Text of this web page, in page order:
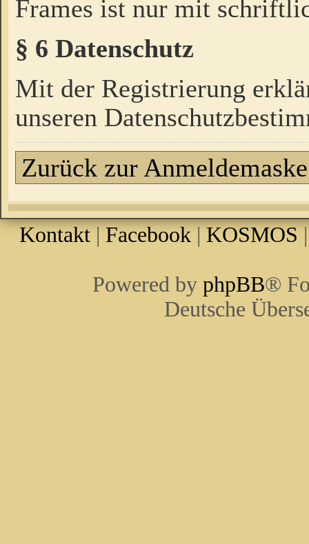
Frames ist nur mit
§ 6 Datenschutz
Mit der Registrierung
unseren
Zurück zur Anmeldemaske
Kontakt | Facebook | KOSMOS
Powered by phpBB®
Deutsche